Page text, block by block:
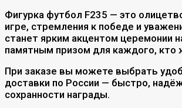
Фигурка футбол F235 — это
игре, стремления к победе и
станет ярким акцентом церемонии
памятным призом для каждого, кто
При заказе вы можете выбрать
доставки по России — быстро,
сохранности награды.